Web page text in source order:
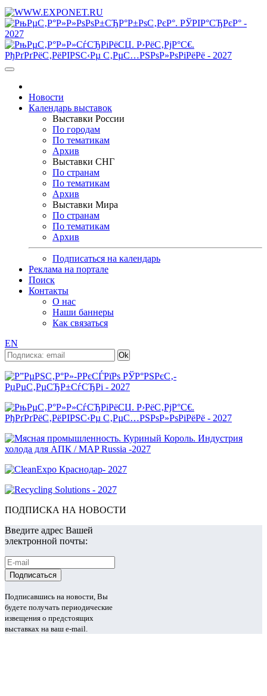
Новости
Календарь выставок
Выставки России
По городам
По тематикам
Архив
Выставки СНГ
По странам
По тематикам
Архив
Выставки Мира
По странам
По тематикам
Архив
Подписаться на календарь
Реклама на портале
Поиск
Контакты
О нас
Наши баннеры
Как связаться
EN
ПОДПИСКА НА НОВОСТИ
Введите адрес Вашей
электронной почты:
Подписавшись на новости, Вы
будете получать периодические
извещения о предстоящих
выставках на ваш e-mail.